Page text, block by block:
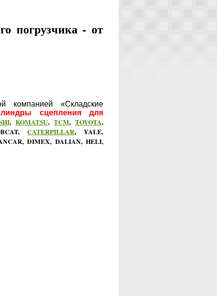
погрузчика - от
компанией «Складские
сцеплениядля
, KOMATSU, TCM, TOYOTA,
CATERPILLAR, YALE,
DIMEX, DALIAN, HELI,